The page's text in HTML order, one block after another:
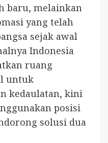
baru, melainkan
yang telah
sejak awal
Indonesia
ruang
untuk
kedaulatan, kini
posisi
solusi dua